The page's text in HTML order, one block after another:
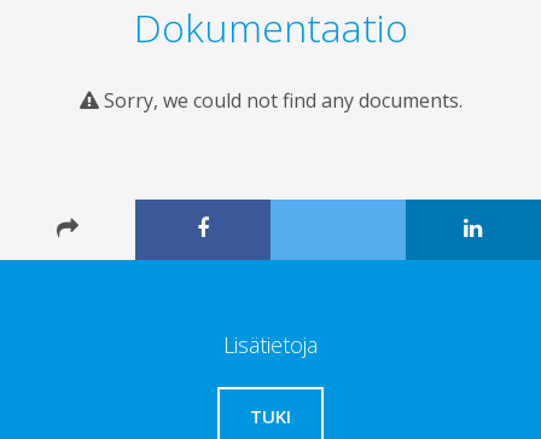
Dokumentaatio
Sorry, we could not find any documents.
Lisätietoja
TUKI